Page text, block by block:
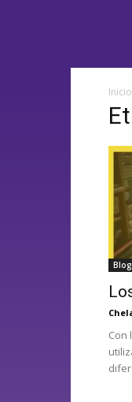
Inicio
Blog
Con